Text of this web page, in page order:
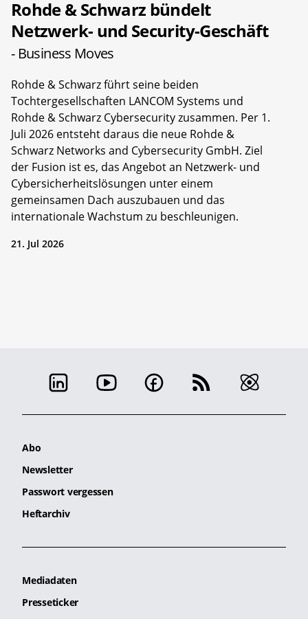
Rohde & Schwarz bündelt
Netzwerk- und Security-Geschäft
- Business Moves
Rohde & Schwarz führt seine beiden
Tochtergesellschaften LANCOM Systems und
Rohde & Schwarz Cybersecurity zusammen. Per 1.
Juli 2026 entsteht daraus die neue Rohde &
Schwarz Networks and Cybersecurity GmbH. Ziel
der Fusion ist es, das Angebot an Netzwerk- und
Cybersicherheitslösungen unter einem
gemeinsamen Dach auszubauen und das
internationale Wachstum zu beschleunigen.
21. Jul 2026
Abo
Newsletter
Passwort vergessen
Heftarchiv
Mediadaten
Presseticker